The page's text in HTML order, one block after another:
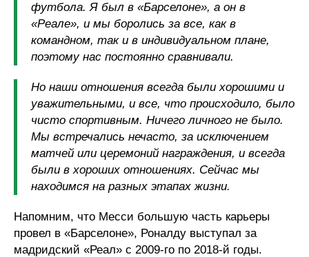
футбола. Я был в «Барселоне», а он в
«Реале», и мы боролись за все, как в
командном, так и в индивидуальном плане,
поэтому нас постоянно сравнивали.
Но наши отношения всегда были хорошими и
уважительными, и все, что происходило, было
чисто спортивным. Ничего личного не было.
Мы встречались нечасто, за исключением
матчей или церемоний награждения, и всегда
были в хороших отношениях. Сейчас мы
находимся на разных этапах жизни.
Напомним, что Месси большую часть карьеры
провел в «Барселоне», Роналду выступал за
мадридский «Реал» с 2009-го по 2018-й годы.